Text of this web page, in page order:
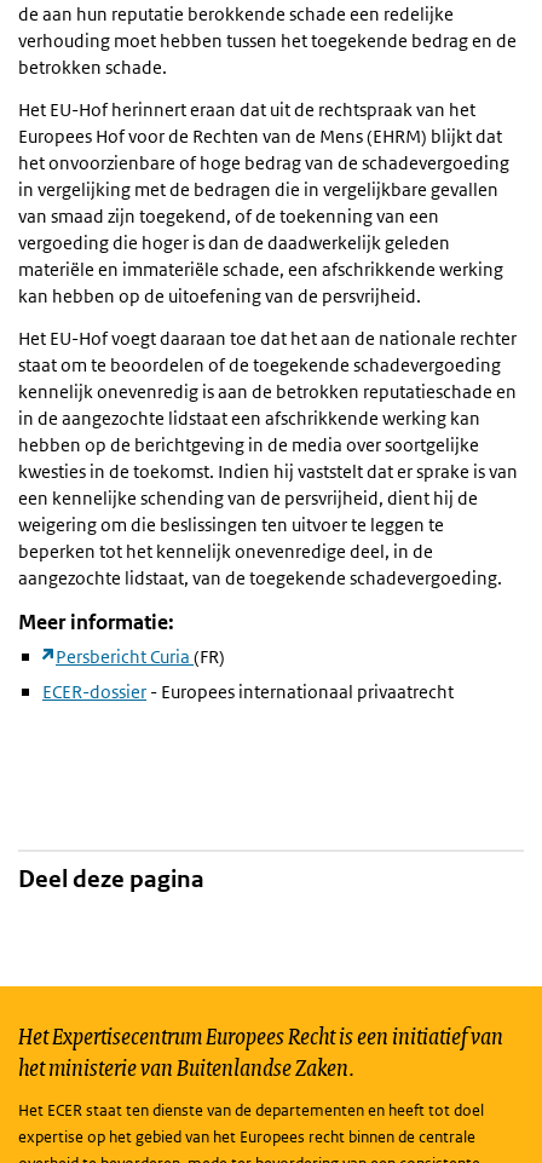
de aan hun reputatie berokkende schade een redelijke
verhouding moet hebben tussen het toegekende bedrag en de
betrokken schade.
Het EU-Hof herinnert eraan dat uit de rechtspraak van het
Europees Hof voor de Rechten van de Mens (EHRM) blijkt dat
het onvoorzienbare of hoge bedrag van de schadevergoeding
in vergelijking met de bedragen die in vergelijkbare gevallen
van smaad zijn toegekend, of de toekenning van een
vergoeding die hoger is dan de daadwerkelijk geleden
materiële en immateriële schade, een afschrikkende werking
kan hebben op de uitoefening van de persvrijheid.
Het EU-Hof voegt daaraan toe dat het aan de nationale rechter
staat om te beoordelen of de toegekende schadevergoeding
kennelijk onevenredig is aan de betrokken reputatieschade en
in de aangezochte lidstaat een afschrikkende werking kan
hebben op de berichtgeving in de media over soortgelijke
kwesties in de toekomst. Indien hij vaststelt dat er sprake is van
een kennelijke schending van de persvrijheid, dient hij de
weigering om die beslissingen ten uitvoer te leggen te
beperken tot het kennelijk onevenredige deel, in de
aangezochte lidstaat, van de toegekende schadevergoeding.
Meer informatie:
Persbericht Curia (FR)
ECER-dossier - Europees internationaal privaatrecht
Deel deze pagina
Het Expertisecentrum Europees Recht is een initiatief van
het ministerie van Buitenlandse Zaken.
Het ECER staat ten dienste van de departementen en heeft tot doel
expertise op het gebied van het Europees recht binnen de centrale